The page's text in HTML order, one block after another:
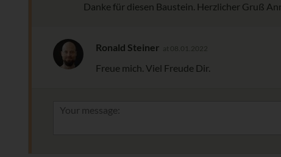
Danke für diesen Baustein. Herzlicher Gruß
Ronald Steiner at 08.01.2022
Freue mich. Viel Freude Dir.